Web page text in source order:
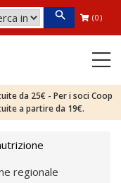
(0)
da 25€ - Per i soci Coop
a partire da 19€.
regionale